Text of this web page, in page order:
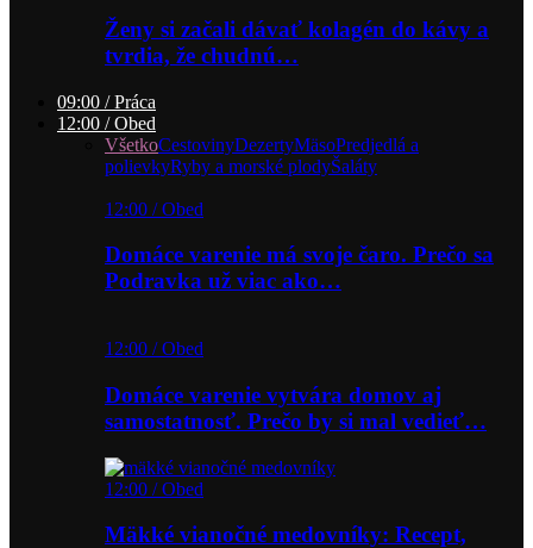
Ženy si začali dávať kolagén do kávy a
tvrdia, že chudnú…
09:00 / Práca
12:00 / Obed
VšetkoCestovinyDezertyMäsoPredjedlá a
polievkyRyby a morské plodyŠaláty
12:00 / Obed
Domáce varenie má svoje čaro. Prečo sa
Podravka už viac ako…
12:00 / Obed
Domáce varenie vytvára domov aj
samostatnosť. Prečo by si mal vedieť…
12:00 / Obed
Mäkké vianočné medovníky: Recept,